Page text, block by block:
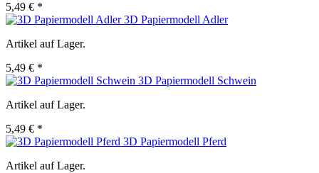
5,49 € *
3D Papiermodell Adler
Artikel auf Lager.
5,49 € *
3D Papiermodell Schwein
Artikel auf Lager.
5,49 € *
3D Papiermodell Pferd
Artikel auf Lager.